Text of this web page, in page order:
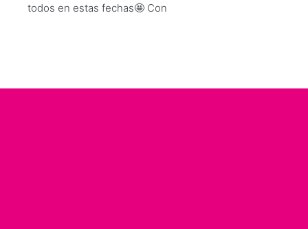
todos en estas fechas🤩 Con